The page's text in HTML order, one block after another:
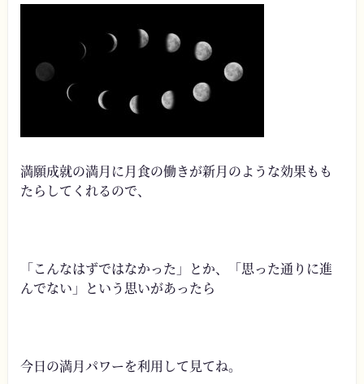
満願成就の満月に月食の働きが新月のような効果もも
たらしてくれるので、
「こんなはずではなかった」とか、「思った通りに進
んでない」という思いがあったら
今日の満月パワーを利用して見てね。